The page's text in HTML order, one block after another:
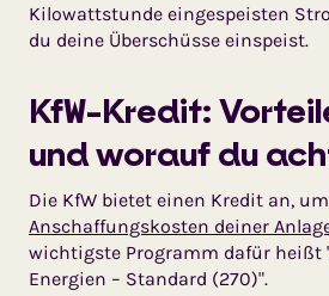
Kilowattstunde eingespeisten
du deine Überschüsse einspeist.
KfW-Kredit:
und worauf du
Die KfW bietet einen Kredit an,
Anschaffungskosten deiner
wichtigste Programm dafür heißt
Energien – Standard (270)".